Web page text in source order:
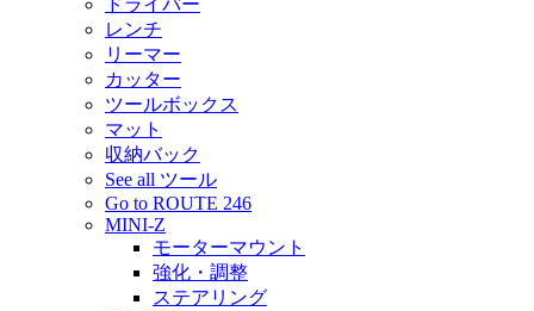
ドライバー
レンチ
リーマー
カッター
ツールボックス
マット
収納バック
See all ツール
Go to ROUTE 246
MINI-Z
モーターマウント
強化・調整
ステアリング